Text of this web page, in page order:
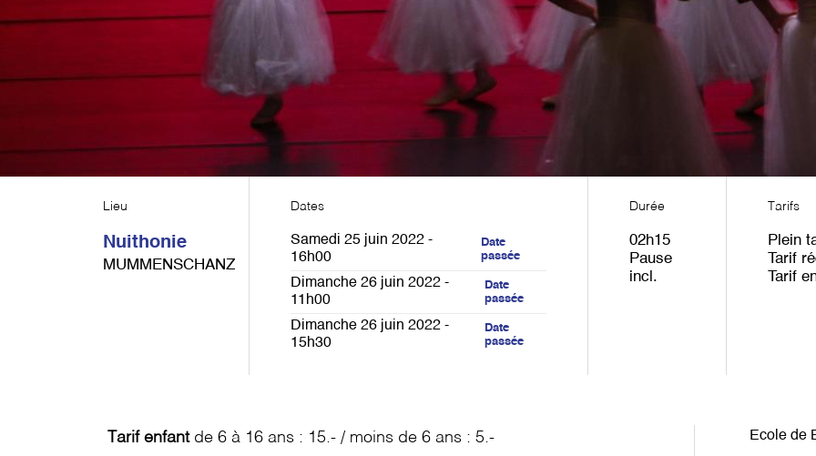
Lieu
Nuithonie
MUMMENSCHANZ
Dates
Samedi 25 juin 2022 -
16h00
Date
passée
Dimanche 26 juin 2022 -
11h00
Date
passée
Dimanche 26 juin 2022 -
15h30
Date
passée
Durée
02h15
Pause
incl.
Tarifs
Plein
Tarif
Tarif
Tarif enfant de 6 à 16 ans : 15.- / moins de 6 ans : 5.- Ecole de